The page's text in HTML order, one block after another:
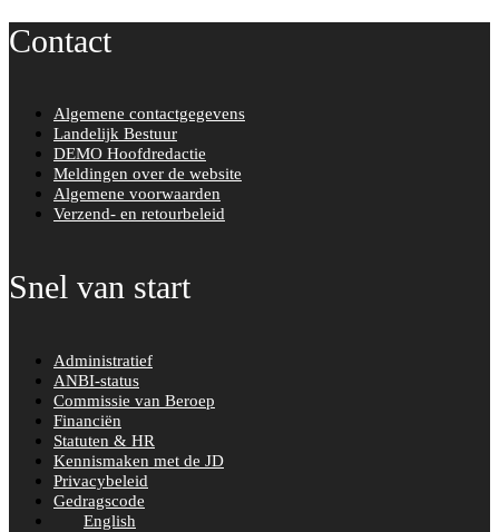
Contact
Algemene contactgegevens
Landelijk Bestuur
DEMO Hoofdredactie
Meldingen over de website
Algemene voorwaarden
Verzend- en retourbeleid
Snel van start
Administratief
ANBI-status
Commissie van Beroep
Financiën
Statuten & HR
Kennismaken met de JD
Privacybeleid
Gedragscode
English